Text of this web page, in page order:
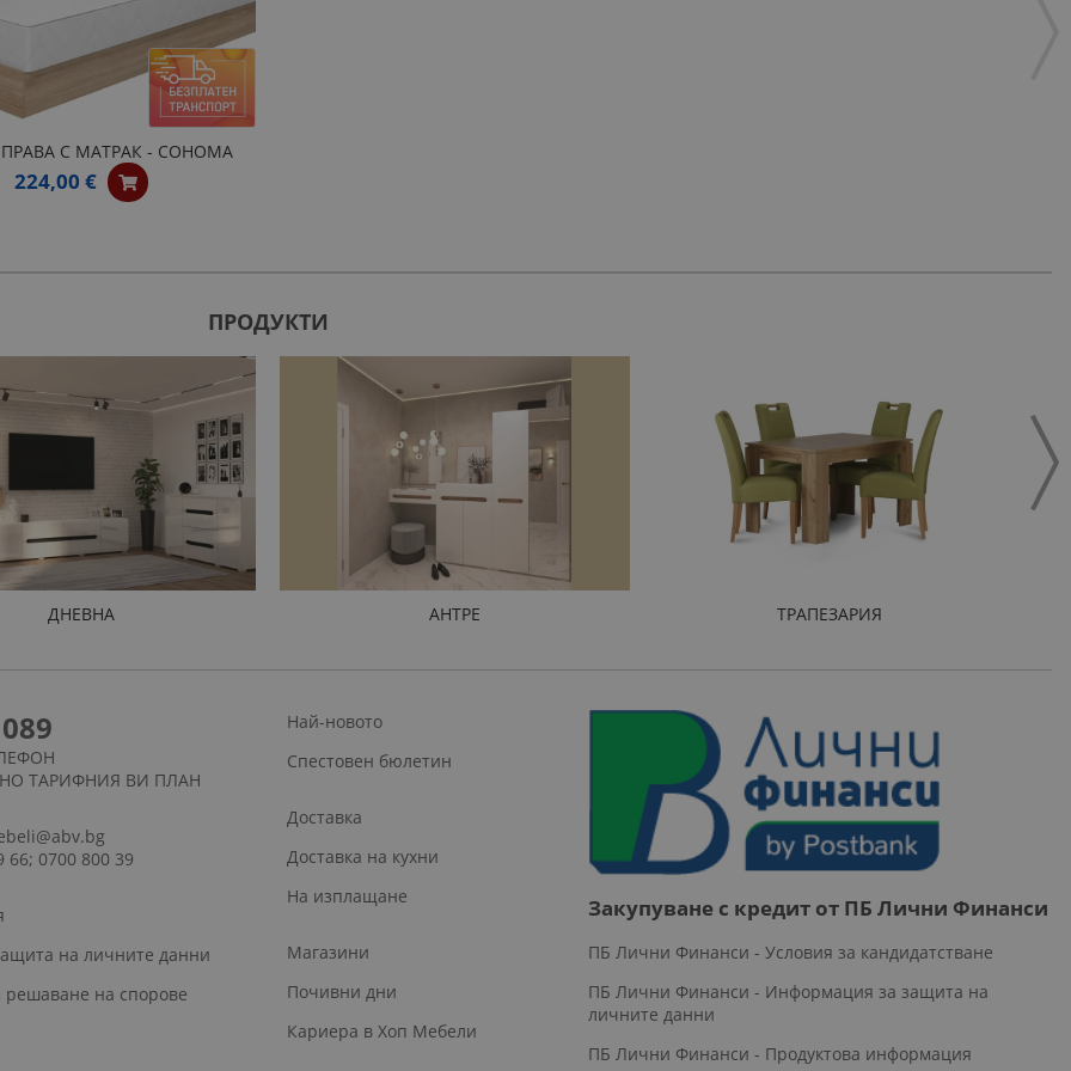
С МАТРАК - СОНОМА
224,00 €
ПРОДУКТИ
ДНЕВНА АНТРЕ ТРАПЕЗАРИЯ
ТАРИФНИЯ ВИ ПЛАН
66; 0700 800 39
на личните данни
решаване на спорове
Най-новото
Спестовен бюлетин
Доставка
Доставка на кухни
На изплащане
Магазини
Почивни дни
Кариера в Хоп Мебели
Закупуване с кредит от ПБ Лични Финанси
ПБ Лични Финанси - Условия за кандидатстване
ПБ Лични Финанси - Информация за защита на
личните данни
ПБ Лични Финанси - Продуктова информация